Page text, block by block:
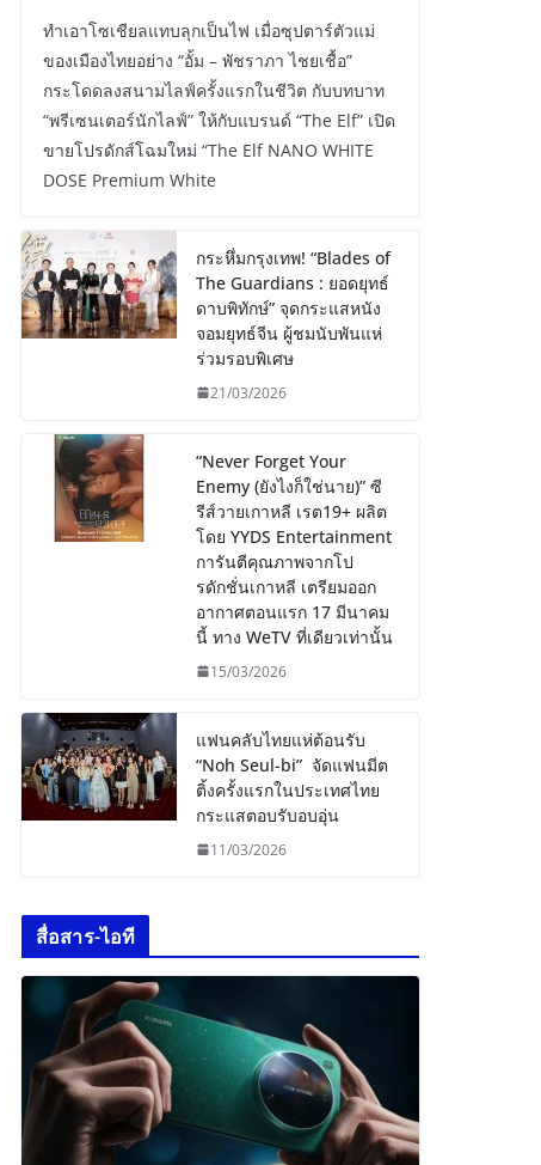
ทำเอาโซเชียลแทบลุกเป็นไฟ เมื่อซุปตาร์ตัวแม่
ของเมืองไทยอย่าง “อั้ม – พัชราภา ไชยเชื้อ”
กระโดดลงสนามไลฟ์ครั้งแรกในชีวิต กับบทบาท
“พรีเซนเตอร์นักไลฟ์” ให้กับแบรนด์ “The Elf” เปิด
ขายโปรดักส์โฉมใหม่ “The Elf NANO WHITE
DOSE Premium White
กระหึ่มกรุงเทพ! “Blades of
The Guardians : ยอดยุทธ์
ดาบพิทักษ์” จุดกระแสหนัง
จอมยุทธ์จีน ผู้ชมนับพันแห่
ร่วมรอบพิเศษ
21/03/2026
“Never Forget Your
Enemy (ยังไงก็ใช่นาย)” ซี
รีส์วายเกาหลี เรต19+ ผลิต
โดย YYDS Entertainment
การันตีคุณภาพจากโป
รดักชั่นเกาหลี เตรียมออก
อากาศตอนแรก 17 มีนาคม
นี้ ทาง WeTV ที่เดียวเท่านั้น
15/03/2026
แฟนคลับไทยแห่ต้อนรับ
“Noh Seul-bi” จัดแฟนมีต
ติ้งครั้งแรกในประเทศไทย
กระแสตอบรับอบอุ่น
11/03/2026
สื่อสาร-ไอที